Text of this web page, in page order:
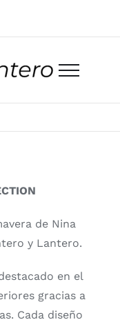
de Nina
y Lantero.
en el
gracias a
Cada diseño